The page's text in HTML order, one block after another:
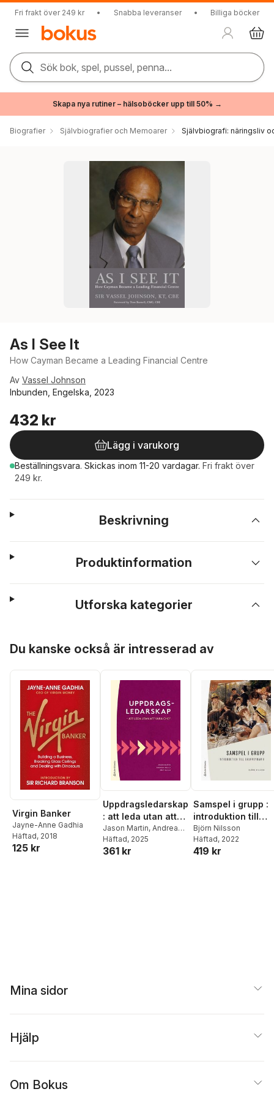
Fri frakt över 249 kr • Snabba leveranser • Billiga böcker
Sök bok, spel, pussel, penna...
Skapa nya rutiner – hälsoböcker upp till 50% →
Biografier Självbiografier och Memoarer Självbiografi: näringsliv
As I See It
How Cayman Became a Leading Financial Centre
Av Vassel Johnson
Inbunden, Engelska, 2023
432 kr
Lägg i varukorg
Beställningsvara. Skickas inom 11-20 vardagar. Fri frakt över
249 kr.
Beskrivning
Produktinformation
Utforska kategorier
Du kanske också är intresserad av
Virgin Banker
Jayne-Anne Gadhia
Häftad, 2018
125 kr
Uppdragsledarskap
: att leda utan att
vara chef
Jason Martin, Andreas
Wallo,Mattias Elg
Häftad, 2025
361 kr
Samspel i grupp :
introduktion till
gruppdynamik
Björn Nilsson
Häftad, 2022
419 kr
Mina sidor
Hjälp
Om Bokus